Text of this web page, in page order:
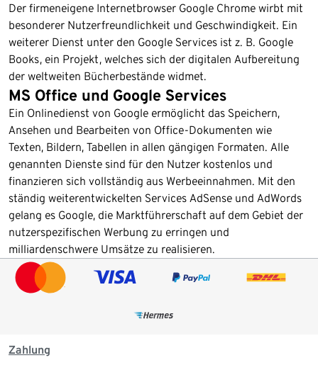
Der firmeneigene Internetbrowser Google Chrome wirbt mit
besonderer Nutzerfreundlichkeit und Geschwindigkeit. Ein
weiterer Dienst unter den Google Services ist z. B. Google
Books, ein Projekt, welches sich der digitalen Aufbereitung
der weltweiten Bücherbestände widmet.
MS Office und Google Services
Ein Onlinedienst von Google ermöglicht das Speichern,
Ansehen und Bearbeiten von Office-Dokumenten wie
Texten, Bildern, Tabellen in allen gängigen Formaten. Alle
genannten Dienste sind für den Nutzer kostenlos und
finanzieren sich vollständig aus Werbeeinnahmen. Mit den
ständig weiterentwickelten Services AdSense und AdWords
gelang es Google, die Marktführerschaft auf dem Gebiet der
nutzerspezifischen Werbung zu erringen und
milliardenschwere Umsätze zu realisieren.
Zahlung